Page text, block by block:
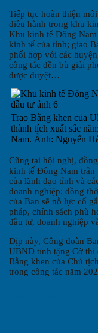
Tiếp tục hoàn thiện
điều hành trong khu
Khu kinh tế Đông Nam
kinh tế của tỉnh; giao
phối hợp với các
công tác đền bù giải
được duyệt…
Trao Bằng khen của
thành tích xuất sắc
Nam. Ảnh: Nguyễn
Cũng tại hội nghị,
kinh tế Đông Nam trân
của lãnh đạo tỉnh và
doanh nghiệp; đồng
của Ban sẽ nỗ lực cố
pháp, chính sách phù
đầu tư, doanh nghiệp
Dịp này, Công đoàn
UBND tỉnh tặng Cờ thi
Bằng khen của Chủ
trong công tác năm